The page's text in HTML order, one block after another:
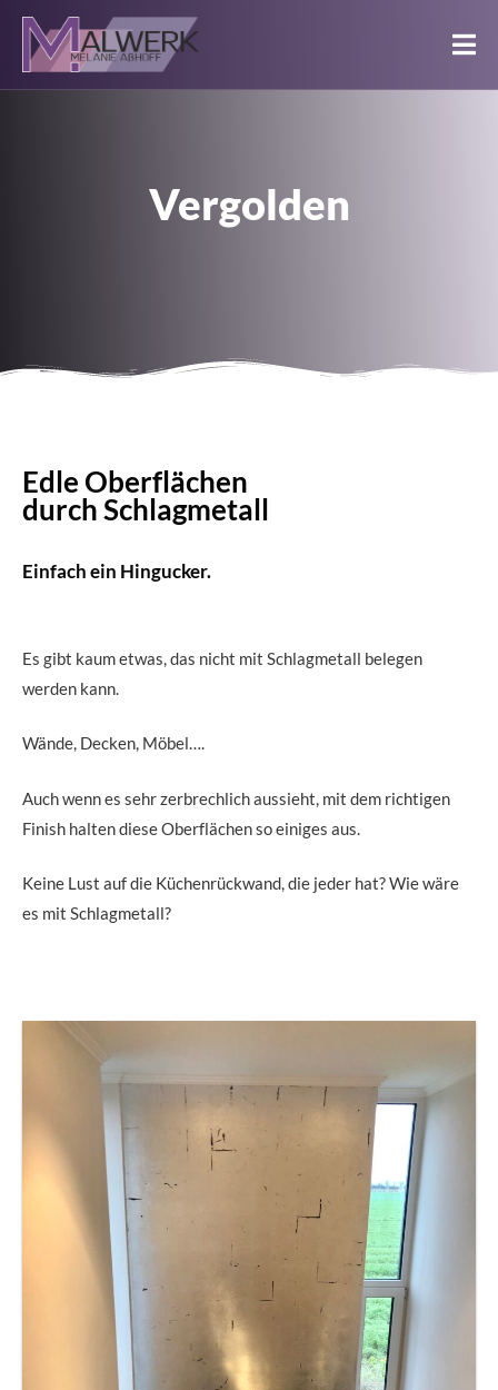
Vergolden
Edle Oberflächen
durch Schlagmetall
Einfach ein Hingucker.
Es gibt kaum etwas, das nicht mit Schlagmetall belegen
werden kann.
Wände, Decken, Möbel….
Auch wenn es sehr zerbrechlich aussieht, mit dem richtigen
Finish halten diese Oberflächen so einiges aus.
Keine Lust auf die Küchenrückwand, die jeder hat? Wie wäre
es mit Schlagmetall?